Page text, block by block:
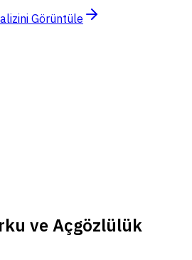
Görüntüle
ve Açgözlülük